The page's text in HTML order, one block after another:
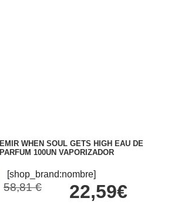
EMIR WHEN SOUL GETS HIGH EAU DE
PARFUM 100UN VAPORIZADOR
[shop_brand:nombre]
58,81 € 22,59€